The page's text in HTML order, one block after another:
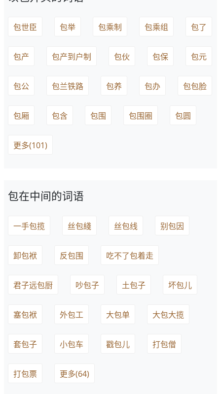
包世臣 包举 包乘制 包乘组 包了
包产 包产到户制 包伙 包保 包元
包公 包兰铁路 包养 包办 包包脸
包厢 包含 包围 包围圈 包圆
更多(101)
包在中间的词语
一手包揽 丝包綫 丝包线 别包因
卸包袱 反包围 吃不了包着走
君子远包厨 吵包子 土包子 坏包儿
塞包袱 外包工 大包单 大包大揽
套包子 小包车 戳包儿 打包僧
打包票 更多(64)